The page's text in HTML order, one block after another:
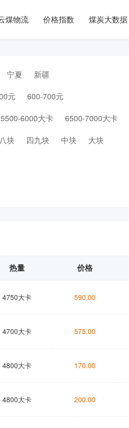
煤物流 价格指数 煤炭大数据
宁夏
新疆
元
600-700元
5500-6000大卡 6500-7000大卡
块 四九块 中块
大块
热量 价格
4750大卡 590.00
4700大卡 575.00
4800大卡 170.00
4800大卡 200.00